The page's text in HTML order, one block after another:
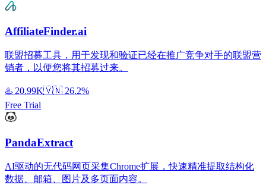
AffiliateFinder.ai
联盟招募工具，用于发现和验证已经在推广竞争对手的联盟营
销者，以便您将其招募过来。
♨️ 20.99K🇻🇳 26.2%
Free Trial
PandaExtract
AI驱动的无代码网页采集Chrome扩展，快速精准提取结构化
数据、邮箱、图片及多页面内容。